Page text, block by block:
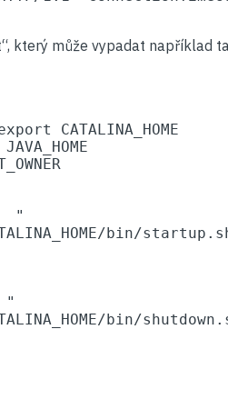
který může vypadat například
CATALINA_HOME
"
bin/
"
bin/